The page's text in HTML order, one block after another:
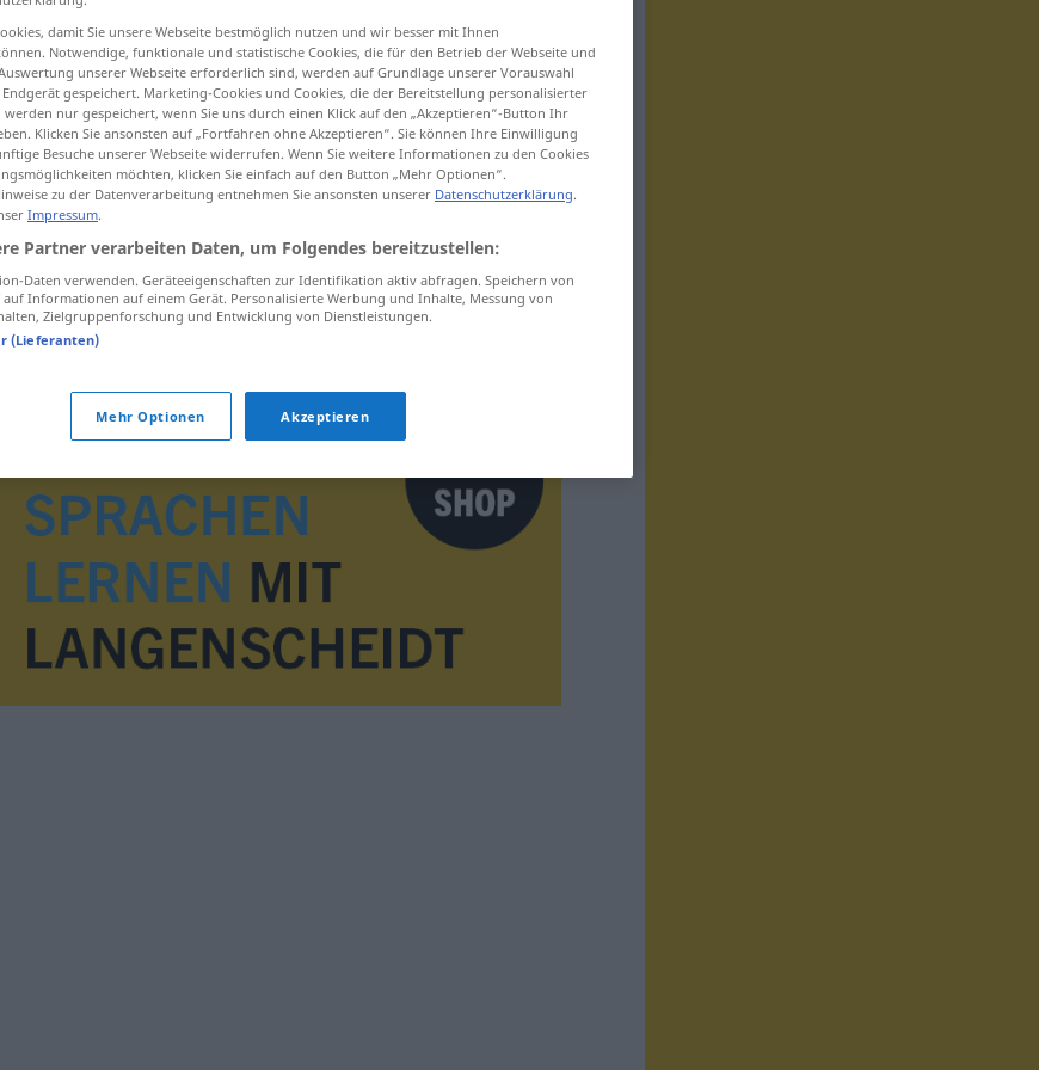
inventarizace
damit Sie unsere Webseite bestmöglich nutzen und wir besser mit Ihnen
Notwendige, funktionale und statistische Cookies, die für den Betrieb der Webseite und
unserer Webseite erforderlich sind, werden auf Grundlage unserer Vorauswahl
gespeichert. Marketing-Cookies und Cookies, die der Bereitstellung personalisierter
nur gespeichert, wenn Sie uns durch einen Klick auf den „Akzeptieren“-Button Ihr
Klicken Sie ansonsten auf „Fortfahren ohne Akzeptieren“. Sie können Ihre Einwilligung
Besuche unserer Webseite widerrufen. Wenn Sie weitere Informationen zu den Cookies
möchten, klicken Sie einfach auf den Button „Mehr Optionen“.
zu der Datenverarbeitung entnehmen Sie ansonsten unserer Datenschutzerklärung.
Impressum.
Partner verarbeiten Daten, um Folgendes bereitzustellen:
Daten verwenden. Geräteeigenschaften zur Identifikation aktiv abfragen. Speichern von
Informationen auf einem Gerät. Personalisierte Werbung und Inhalte, Messung von
Zielgruppenforschung und Entwicklung von Dienstleistungen.
(Lieferanten)
Mehr Optionen Akzeptieren